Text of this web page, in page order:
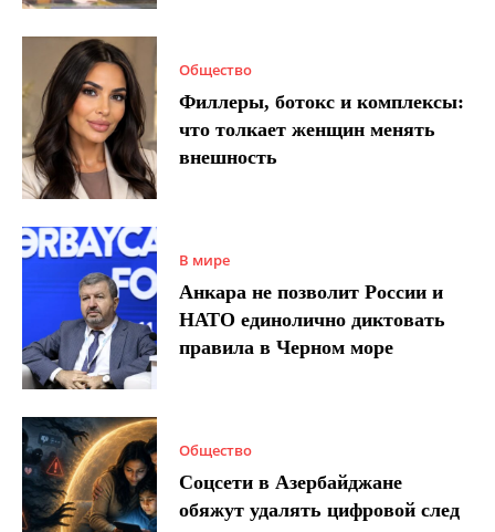
Общество
Филлеры, ботокс и комплексы:
что толкает женщин менять
внешность
В мире
Анкара не позволит России и
НАТО единолично диктовать
правила в Черном море
Общество
Соцсети в Азербайджане
обяжут удалять цифровой след